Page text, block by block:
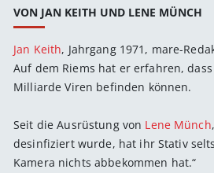
VON JAN KEITH UND LENE MÜNCH
Jan Keith, Jahrgang 1971, mare-
Auf dem Riems hat er erfahren,
Milliarde Viren befinden können.
Seit die Ausrüstung von Lene Münch
desinfiziert wurde, hat ihr Stativ
Kamera nichts abbekommen hat.“